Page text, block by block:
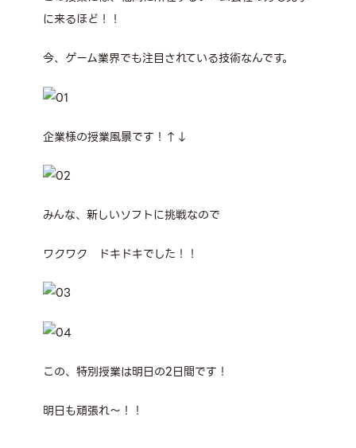
に来るほど！！
今、ゲーム業界でも注目されている技術なんです。
企業様の授業風景です！↑↓
みんな、新しいソフトに挑戦なので
ワクワク ドキドキでした！！
この、特別授業は明日の2日間です！
明日も頑張れ～！！